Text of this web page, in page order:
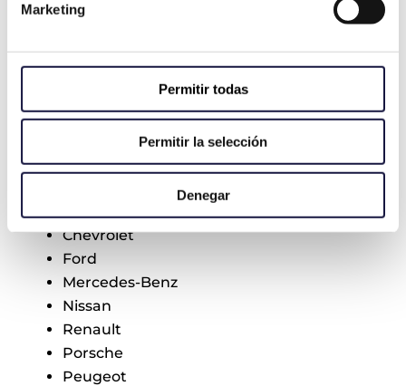
Marketing
Permitir todas
Permitir la selección
Denegar
BMW
Chrysler, Jeep, Dodge
Fiat, Alfa Romeo, Lancia
Kia
Honda
Chevrolet
Ford
Mercedes-Benz
Nissan
Renault
Porsche
Peugeot